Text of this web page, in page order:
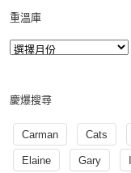
重溫庫
慶爆搜尋
Carman Cats
Elaine Gary